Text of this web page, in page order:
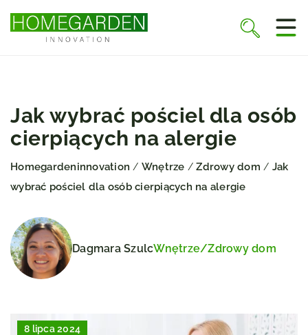
Jak wybrać pościel dla osób
cierpiących na alergie
Homegardeninnovation / Wnętrze /Zdrowy dom / Jak
wybrać pościel dla osób cierpiących na alergie
Dagmara SzulcWnętrze/Zdrowy dom
8 lipca 2024